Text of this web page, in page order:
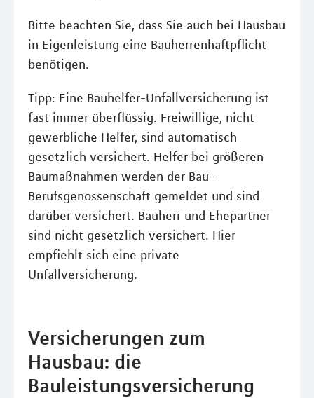
Bitte beachten Sie, dass Sie auch bei Hausbau
in Eigenleistung eine Bauherrenhaftpflicht
benötigen.
Tipp: Eine Bauhelfer-Unfallversicherung ist
fast immer überflüssig. Freiwillige, nicht
gewerbliche Helfer, sind automatisch
gesetzlich versichert. Helfer bei größeren
Baumaßnahmen werden der Bau-
Berufsgenossenschaft gemeldet und sind
darüber versichert. Bauherr und Ehepartner
sind nicht gesetzlich versichert. Hier
empfiehlt sich eine private
Unfallversicherung.
Versicherungen zum
Hausbau: die
Bauleistungsversicherung